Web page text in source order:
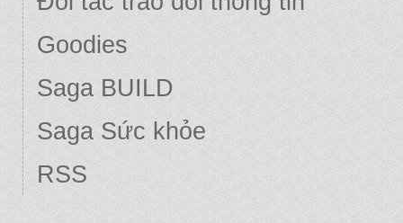
Goodies
Saga BUILD
Saga Sức khỏe
RSS